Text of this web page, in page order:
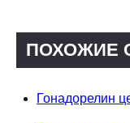
ПОХОЖИЕ
Гонадорелин